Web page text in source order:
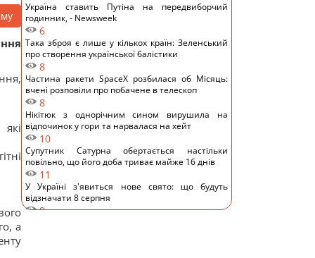
а
Україна ставить Путіна на передвиборчий
годинник, - Newsweek
6
Така зброя є лише у кількох країн: Зеленський
про створення української балістики
8
Частина ракети SpaceX розбилася об Місяць:
вчені розповіли про побачене в телескоп
8
Нікітюк з однорічним сином вирушила на
відпочинок у гори та нарвалася на хейт
10
Супутник Сатурна обертається настільки
повільно, що його доба триває майже 16 днів
11
У Україні з'явиться нове свято: що будуть
відзначати 8 серпня
9